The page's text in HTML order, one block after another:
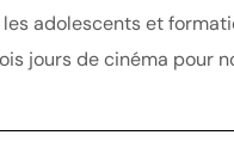
adolescents et
jours de cinéma pour